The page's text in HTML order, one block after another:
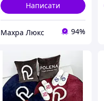
Написати
Махра Люкс 94%